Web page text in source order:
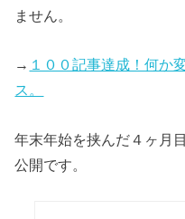
ません。
→ １００記事達成！何か
ス。
年末年始を挟んだ４ヶ月
公開です。